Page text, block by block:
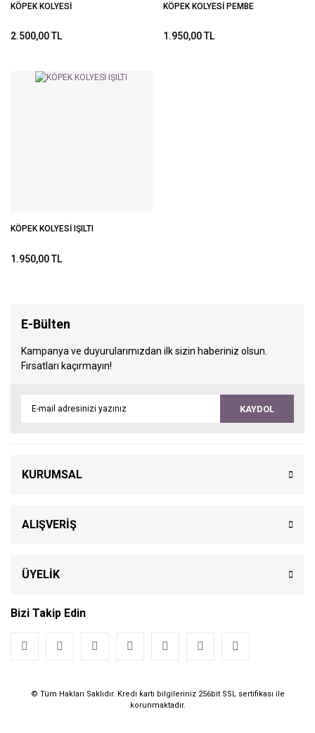
KÖPEK KOLYESİ
2.500,00 TL
KÖPEK KOLYESİ PEMBE
1.950,00 TL
KÖPEK KOLYESİ IŞILTI
1.950,00 TL
E-Bülten
Kampanya ve duyurularımızdan ilk sizin haberiniz olsun.
Fırsatları kaçırmayın!
KAYDOL
KURUMSAL
ALIŞVERİŞ
ÜYELİK
Bizi Takip Edin
© Tüm Hakları Saklıdır. Kredi kartı bilgileriniz 256bit SSL sertifikası ile
korunmaktadır.